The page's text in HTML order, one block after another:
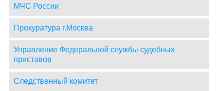
МЧС России
Прокуратура г.Москва
Управление Федеральной службы судебных
приставов
Следственный комитет